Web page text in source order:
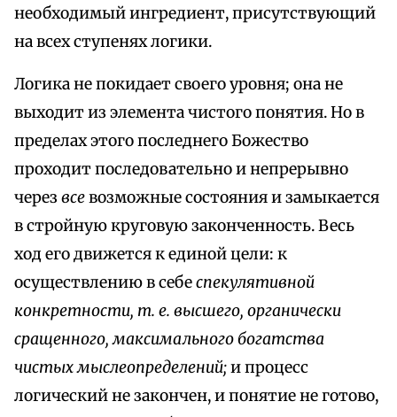
необходимый ингредиент, присутствующий
на всех ступенях логики.
Логика не покидает своего уровня; она не
выходит из элемента чистого понятия. Но в
пределах этого последнего Божество
проходит последовательно и непрерывно
через всевозможные состояния и замыкается
в стройную круговую законченность. Весь
ход его движется к единой цели: к
осуществлению в себеспекулятивной
конкретности, т. е. высшего, органически
сращенного, максимального богатства
чистых мыслеопределений;и процесс
логический не закончен, и понятие не готово,